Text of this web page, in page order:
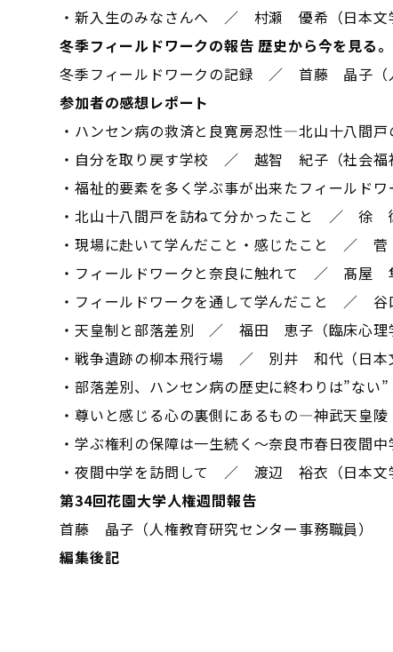
・新入生のみなさんへ ／ 村瀬 優希（日本文
冬季フィールドワークの報告歴史から今を見る
冬季フィールドワークの記録 ／ 首藤 晶子（人
参加者の感想レポート
・ハンセン病の救済と良寛房忍性―北山十八間
・自分を取り戻す学校 ／ 越智 紀子（社会福
・福祉的要素を多く学ぶ事が出来たフィール
・北山十八間戸を訪ねて分かったこと ／ 徐
・現場に赴いて学んだこと・感じたこと ／
・フィールドワークと奈良に触れて ／ 髙屋
・フィールドワークを通して学んだこと ／
・天皇制と部落差別 ／ 福田 恵子（臨床心理
・戦争遺跡の柳本飛行場 ／ 別井 和代（日本
・部落差別、ハンセン病の歴史に終わりは”な
・尊いと感じる心の裏側にあるもの―神武天
・学ぶ権利の保障は一生続く～奈良市春日夜
・夜間中学を訪問して ／ 渡辺 裕衣（日本文
第34回花園大学人権週間報告
首藤 晶子（人権教育研究センター事務職員）
編集後記